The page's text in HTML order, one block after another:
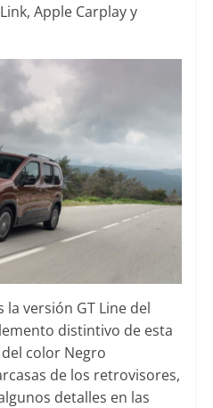
Apple Carplay y
la versión GT Line del
distintivo de esta
color Negro
de los retrovisores,
detalles en las